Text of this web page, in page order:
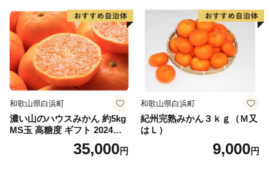
の伊勢エビ等を対象とした刺し網漁業とアワビ、トコブ
シ、海草等の採貝漁業がおこなわれ、沖合ではイサキ、
タイ等を対象とした一本釣りやイワシ等を対象とした敷
き網（棒受け網）漁業、タチウオ、フグ等を対象とした
延べ縄漁業など、農林水産業が盛んな町です。
【印南祭り】
印南町を祭り一色に染める「印南祭り」。毎年10月2
日、日高地方の秋祭りのトップを切って行われる、宇杉
八幡と山口八幡両神社の合同秋季祭礼です。
和歌山県白浜町
濃い山のハウスみかん 約5kg
MS玉 高糖度 ギフト 2024年7
35,000円
和歌山県白浜町
紀州完熟みかん３ｋｇ（Ｍ又
はＬ）
9,000円